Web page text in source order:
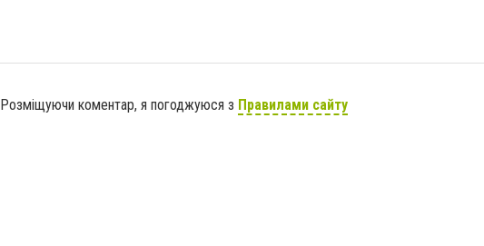
Розміщуючи коментар, я погоджуюся з Правилами сайту